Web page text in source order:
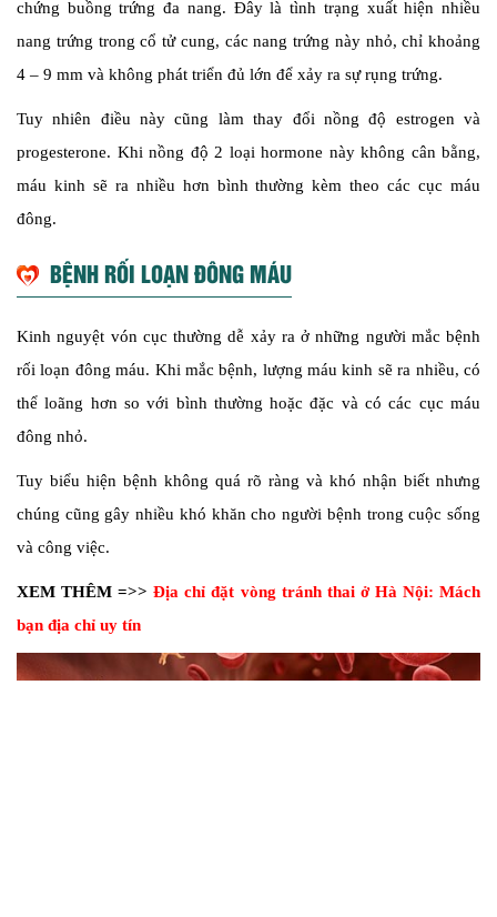
chứng buồng trứng đa nang. Đây là tình trạng xuất hiện nhiều
nang trứng trong cổ tử cung, các nang trứng này nhỏ, chỉ khoảng
4 – 9 mm và không phát triển đủ lớn để xảy ra sự rụng trứng.
Tuy nhiên điều này cũng làm thay đổi nồng độ estrogen và
progesterone. Khi nồng độ 2 loại hormone này không cân bằng,
máu kinh sẽ ra nhiều hơn bình thường kèm theo các cục máu
đông.
BỆNH RỐI LOẠN ĐÔNG MÁU
Kinh nguyệt vón cục thường dễ xảy ra ở những người mắc bệnh
rối loạn đông máu. Khi mắc bệnh, lượng máu kinh sẽ ra nhiều, có
thể loãng hơn so với bình thường hoặc đặc và có các cục máu
đông nhỏ.
Tuy biểu hiện bệnh không quá rõ ràng và khó nhận biết nhưng
chúng cũng gây nhiều khó khăn cho người bệnh trong cuộc sống
và công việc.
XEM THÊM =>> Địa chỉ đặt vòng tránh thai ở Hà Nội: Mách
bạn địa chỉ uy tín